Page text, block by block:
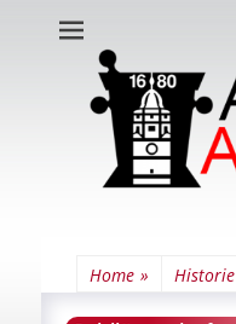
Home » Historie